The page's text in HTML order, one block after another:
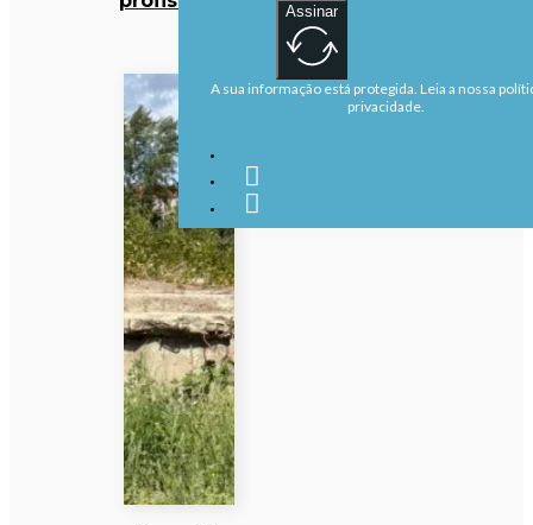
Assinar
A sua informação está protegida. Leia a nossa
privacidade.